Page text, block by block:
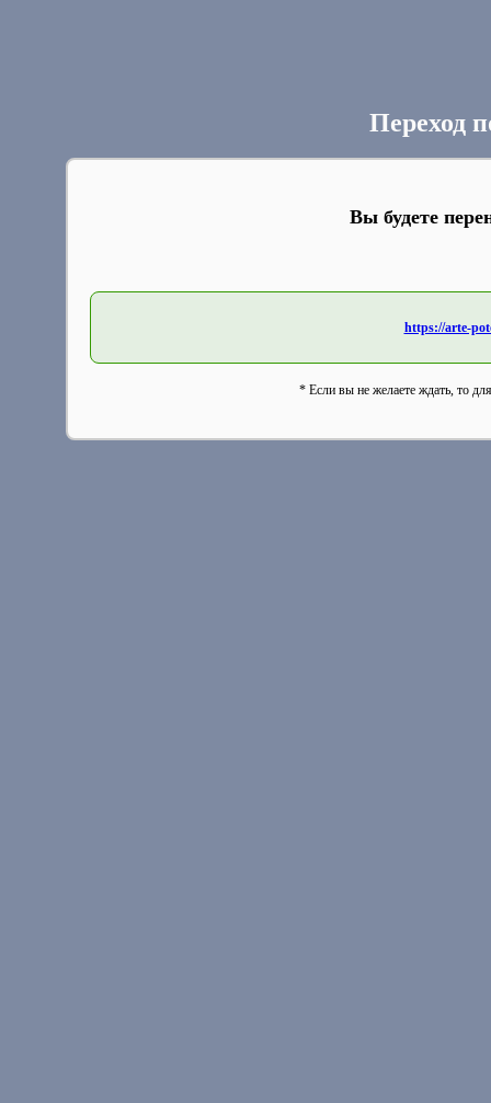
Переход
Вы будете
https://arte-
* Если вы не желаете ждать, то